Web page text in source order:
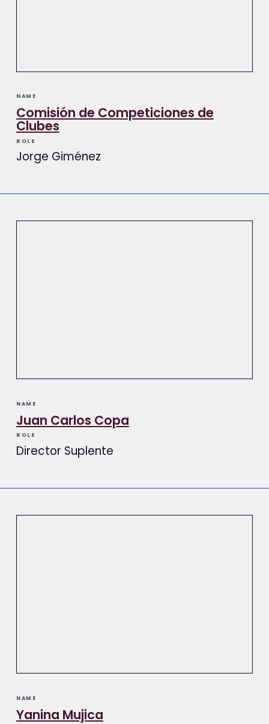
NAME
Comisión de Competiciones de
Clubes
ROLE
Jorge Giménez
NAME
Juan Carlos Copa
ROLE
Director Suplente
NAME
Yanina Mujica